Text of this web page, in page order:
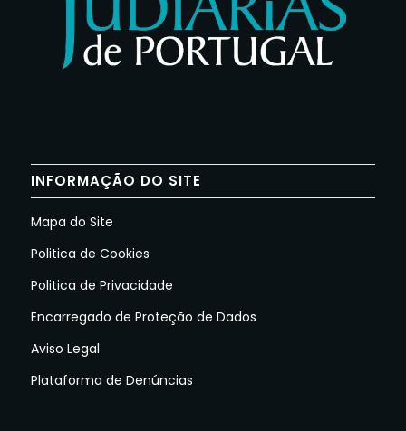
INFORMAÇÃO DO SITE
Mapa do Site
Politica de Cookies
Politica de Privacidade
Encarregado de Proteção de Dados
Aviso Legal
Plataforma de Denúncias